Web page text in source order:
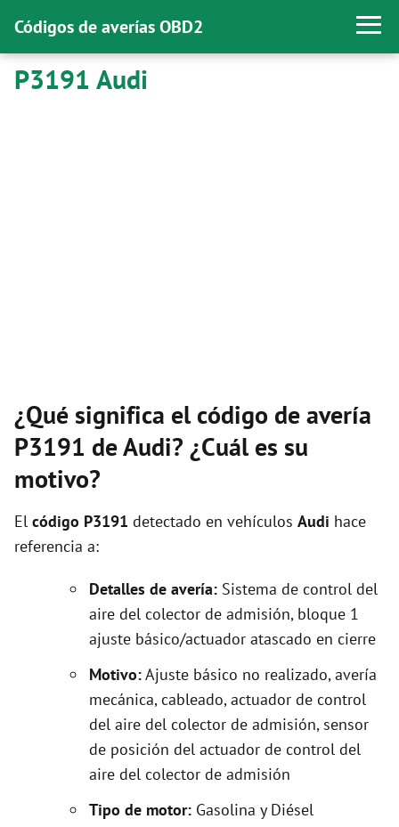
Códigos de averías OBD2
P3191 Audi
¿Qué significa el código de avería
P3191 de Audi? ¿Cuál es su
motivo?
El código P3191 detectado en vehículos Audi hace
referencia a:
Detalles de avería: Sistema de control del
aire del colector de admisión, bloque 1
ajuste básico/actuador atascado en cierre
Motivo:Ajuste básico no realizado, avería
mecánica, cableado, actuador de control
del aire del colector de admisión, sensor
de posición del actuador de control del
aire del colector de admisión
Tipo de motor: Gasolina y Diésel